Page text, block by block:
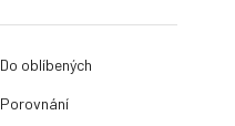
Do oblíbených
Porovnání